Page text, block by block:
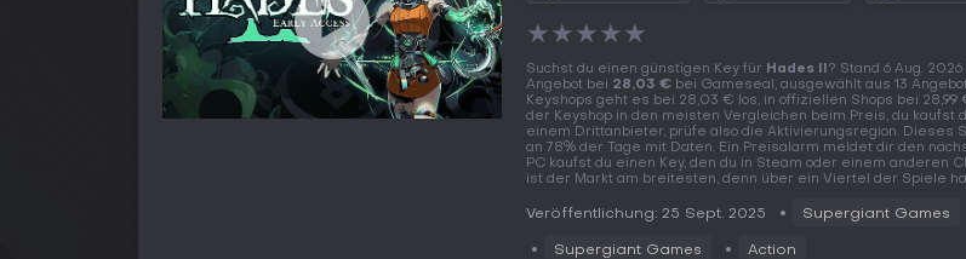
★★★★★
Suchst du einen günstigen Key für Hades II ? Stand 6 Aug.
Angebot bei 28,03 € bei Gameseal, ausgewählt aus 13
Keyshops geht es bei 28,03 € los, in offiziellen Shops bei 28,99
der Keyshop in den meisten Vergleichen beim Preis, du kaufst
einem Drittanbieter, prüfe also die Aktivierungsregion. Dieses
an 78% der Tage mit Daten. Ein Preisalarm meldet dir den
PC kaufst du einen Key, den du in Steam oder einem anderen
ist der Markt am breitesten, denn über ein Viertel der Spiele
Veröffentlichung: 25 Sept. 2025 Supergiant Games
Supergiant Games Action